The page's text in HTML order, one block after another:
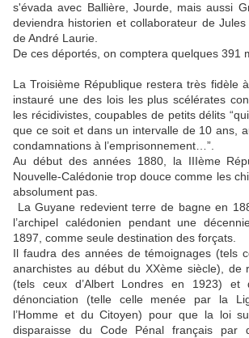
s'évada avec Ballière, Jourde, mais aussi
deviendra historien et collaborateur de
de André Laurie.
De ces déportés, on comptera quelques 391
La Troisième République restera très fidèle
instauré une des lois les plus scélérates
les récidivistes, coupables de petits délits
que ce soit et dans un intervalle de 10 ans,
condamnations à l’emprisonnement…”.
Au début des années 1880, la IIIème
Nouvelle-Calédonie trop douce comme les
absolument pas.
La Guyane redevient terre de bagne en
l’archipel calédonien pendant une
1897, comme seule destination des forçats.
Il faudra des années de témoignages (tels
anarchistes au début du XXème siècle), de
(tels ceux d’Albert Londres en 1923) et
dénonciation (telle celle menée par la
l’Homme et du Citoyen) pour que la loi
disparaisse du Code Pénal français par